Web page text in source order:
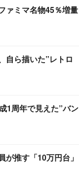
ァミマ名物45％増量
ら描いた”レトロ
1周年で見えた”バン
が推す「10万円台」